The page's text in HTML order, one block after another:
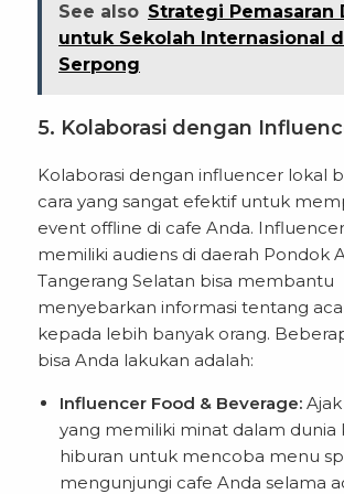
See also Strategi Pemasaran
untuk Sekolah Internasional
Serpong
5. Kolaborasi dengan
Kolaborasi dengan influencer lokal
cara yang sangat efektif untuk
event offline di cafe Anda.
memiliki audiens di daerah Pondok
Tangerang Selatan bisa membantu
menyebarkan informasi tentang
kepada lebih banyak orang.
bisa Anda lakukan adalah:
Influencer Food & Beverage:
yang memiliki minat dalam dunia
hiburan untuk mencoba menu
mengunjungi cafe Anda selama